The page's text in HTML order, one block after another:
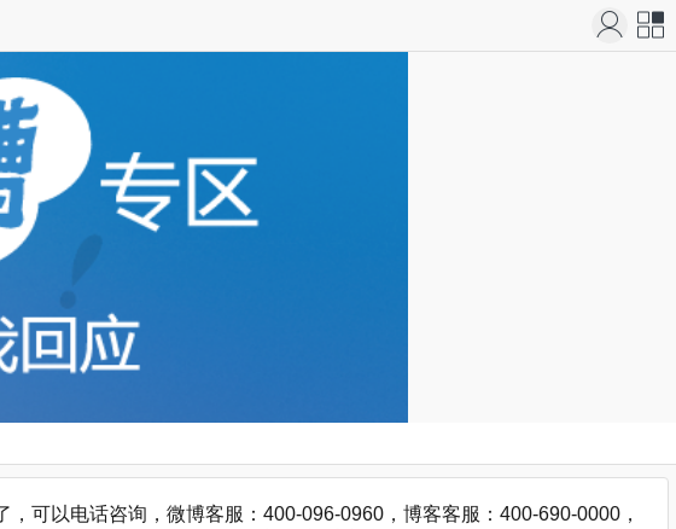
可以电话咨询，微博客服：400-096-0960，博客客服：400-690-0000，